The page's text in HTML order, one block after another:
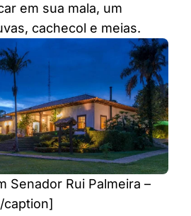
em sua mala, um
cachecol e meias.
Senador Rui Palmeira –
caption]